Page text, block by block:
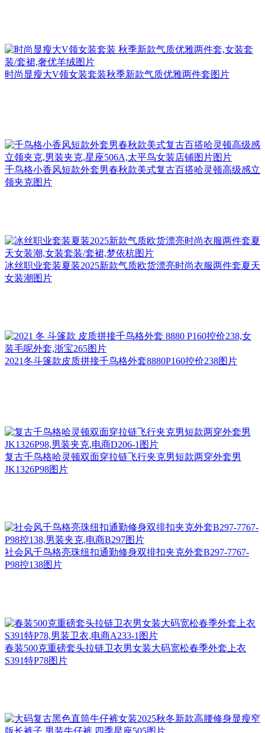
时尚显瘦大V领女装套装秋季新款气质优雅两件套图片
千鸟格小香风短款外套男春秋款美式复古百搭哈灵顿高级感立
领夹克图片
冰丝职业套装夏装2025新款气质欧货漂亮时尚衣服两件套夏天
女装潮图片
2021冬斗篷款皮质拼接千鸟格外套8880P160控价238图片
复古千鸟格哈灵顿双面穿拉链飞行夹克男短款两穿外套男
JK1326P98图片
社会风千鸟格亮珠纽扣通勤修身双排扣夹克外套B297-7767-
P98控138图片
春装500克重磅套头拉链卫衣男女装大码宽松春季外套上衣
S391特P78图片